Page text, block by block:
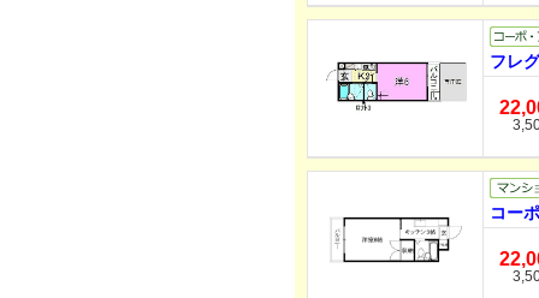
フレ
コー